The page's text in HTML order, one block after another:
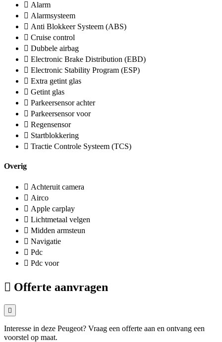
Alarm
Alarmsysteem
Anti Blokkeer Systeem (ABS)
Cruise control
Dubbele airbag
Electronic Brake Distribution (EBD)
Electronic Stability Program (ESP)
Extra getint glas
Getint glas
Parkeersensor achter
Parkeersensor voor
Regensensor
Startblokkering
Tractie Controle Systeem (TCS)
Overig
Achteruit camera
Airco
Apple carplay
Lichtmetaal velgen
Midden armsteun
Navigatie
Pdc
Pdc voor
Offerte aanvragen
Interesse in deze Peugeot? Vraag een offerte aan en ontvang een
voorstel op maat.